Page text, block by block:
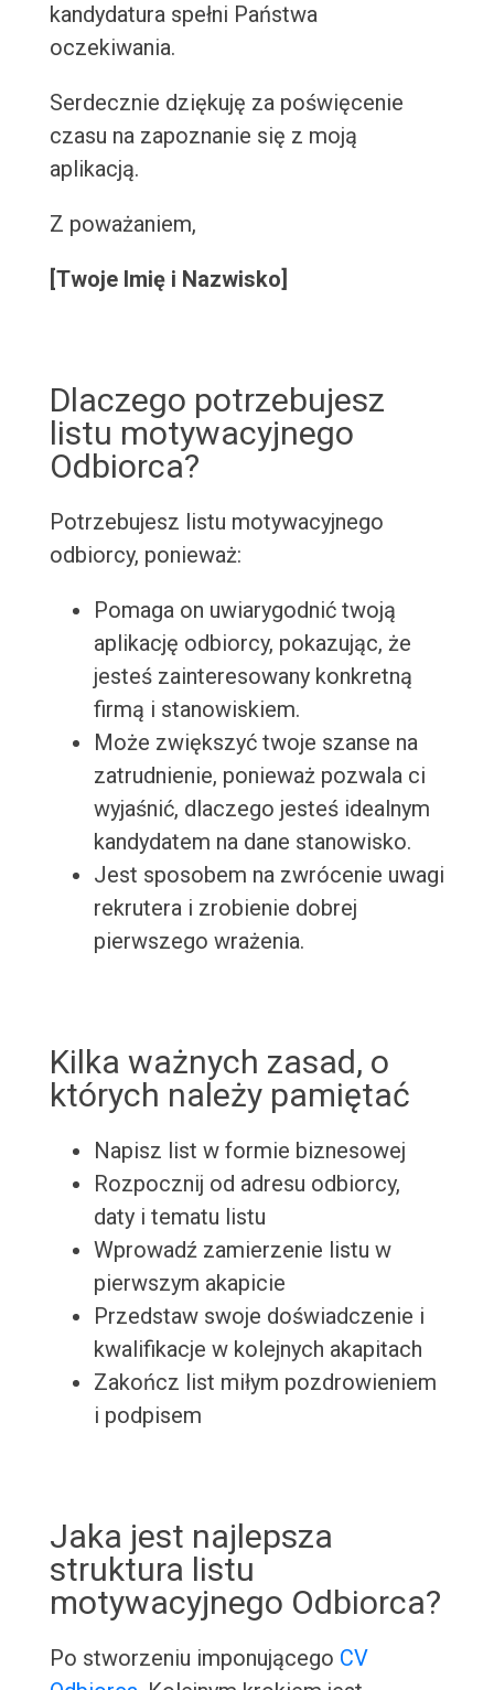
kandydatura spełni Państwa
oczekiwania.
Serdecznie dziękuję za poświęcenie
czasu na zapoznanie się z moją
aplikacją.
Z poważaniem,
[Twoje Imię i Nazwisko]
Dlaczego potrzebujesz
listu motywacyjnego
Odbiorca?
Potrzebujesz listu motywacyjnego
odbiorcy, ponieważ:
Pomaga on uwiarygodnić twoją
aplikację odbiorcy, pokazując, że
jesteś zainteresowany konkretną
firmą i stanowiskiem.
Może zwiększyć twoje szanse na
zatrudnienie, ponieważ pozwala ci
wyjaśnić, dlaczego jesteś idealnym
kandydatem na dane stanowisko.
Jest sposobem na zwrócenie uwagi
rekrutera i zrobienie dobrej
pierwszego wrażenia.
Kilka ważnych zasad, o
których należy pamiętać
Napisz list w formie biznesowej
Rozpocznij od adresu odbiorcy,
daty i tematu listu
Wprowadź zamierzenie listu w
pierwszym akapicie
Przedstaw swoje doświadczenie i
kwalifikacje w kolejnych akapitach
Zakończ list miłym pozdrowieniem
i podpisem
Jaka jest najlepsza
struktura listu
motywacyjnego Odbiorca?
Po stworzeniu imponującego CV